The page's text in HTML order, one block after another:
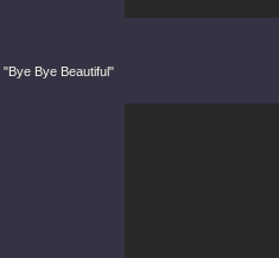
"Bye Bye Beautiful"